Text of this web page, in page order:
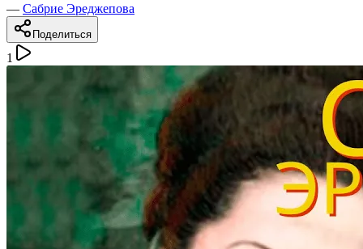
— Сабрие Эреджепова
Поделиться
1